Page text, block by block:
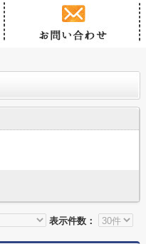
表示件数：